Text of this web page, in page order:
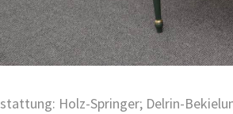
Holz-Springer; Delrin-